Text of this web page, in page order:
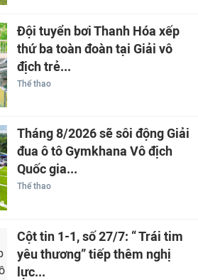
Đội tuyển bơi Thanh Hóa xếp
thứ ba toàn đoàn tại Giải vô
địch trẻ...
Thể thao
Tháng 8/2026 sẽ sôi động Giải
đua ô tô Gymkhana Vô địch
Quốc gia...
Thể thao
Cột tin 1-1, số 27/7: “ Trái tim
yêu thương” tiếp thêm nghị
lực...